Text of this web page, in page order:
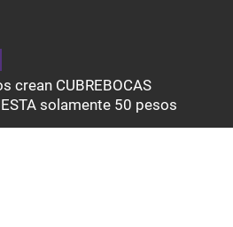
crean CUBREBOCAS
solamente 50 pesos